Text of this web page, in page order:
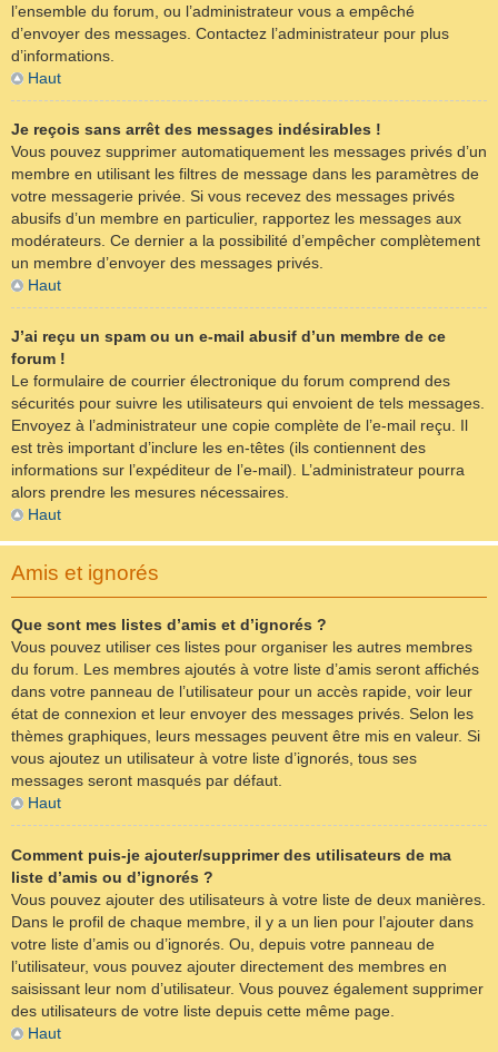
l’ensemble du forum, ou l’administrateur vous a empêché
d’envoyer des messages. Contactez l’administrateur pour plus
d’informations.
Haut
Je reçois sans arrêt des messages indésirables !
Vous pouvez supprimer automatiquement les messages privés d’un
membre en utilisant les filtres de message dans les paramètres de
votre messagerie privée. Si vous recevez des messages privés
abusifs d’un membre en particulier, rapportez les messages aux
modérateurs. Ce dernier a la possibilité d’empêcher complètement
un membre d’envoyer des messages privés.
Haut
J’ai reçu un spam ou un e-mail abusif d’un membre de ce
forum !
Le formulaire de courrier électronique du forum comprend des
sécurités pour suivre les utilisateurs qui envoient de tels messages.
Envoyez à l’administrateur une copie complète de l’e-mail reçu. Il
est très important d’inclure les en-têtes (ils contiennent des
informations sur l’expéditeur de l’e-mail). L’administrateur pourra
alors prendre les mesures nécessaires.
Haut
Amis et ignorés
Que sont mes listes d’amis et d’ignorés ?
Vous pouvez utiliser ces listes pour organiser les autres membres
du forum. Les membres ajoutés à votre liste d’amis seront affichés
dans votre panneau de l’utilisateur pour un accès rapide, voir leur
état de connexion et leur envoyer des messages privés. Selon les
thèmes graphiques, leurs messages peuvent être mis en valeur. Si
vous ajoutez un utilisateur à votre liste d’ignorés, tous ses
messages seront masqués par défaut.
Haut
Comment puis-je ajouter/supprimer des utilisateurs de ma
liste d’amis ou d’ignorés ?
Vous pouvez ajouter des utilisateurs à votre liste de deux manières.
Dans le profil de chaque membre, il y a un lien pour l’ajouter dans
votre liste d’amis ou d’ignorés. Ou, depuis votre panneau de
l’utilisateur, vous pouvez ajouter directement des membres en
saisissant leur nom d’utilisateur. Vous pouvez également supprimer
des utilisateurs de votre liste depuis cette même page.
Haut